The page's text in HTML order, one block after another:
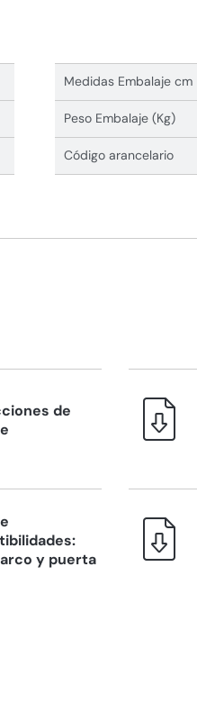
Medidas Embalaje cm
Peso Embalaje (Kg)
Código arancelario
de
y puerta